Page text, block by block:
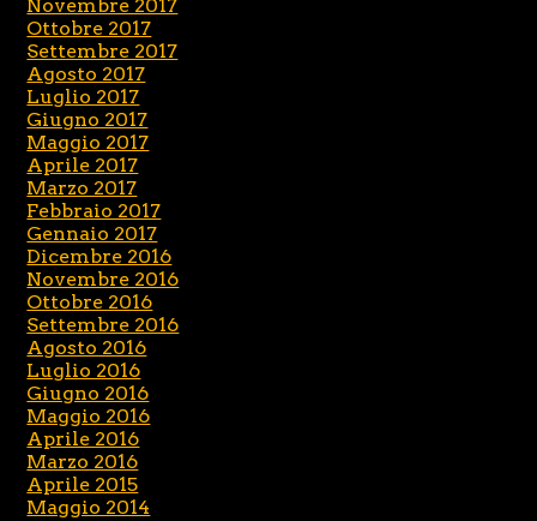
Novembre 2017
Ottobre 2017
Settembre 2017
Agosto 2017
Luglio 2017
Giugno 2017
Maggio 2017
Aprile 2017
Marzo 2017
Febbraio 2017
Gennaio 2017
Dicembre 2016
Novembre 2016
Ottobre 2016
Settembre 2016
Agosto 2016
Luglio 2016
Giugno 2016
Maggio 2016
Aprile 2016
Marzo 2016
Aprile 2015
Maggio 2014